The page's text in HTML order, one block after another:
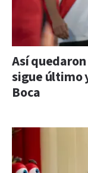
Así
sigue último
Boca